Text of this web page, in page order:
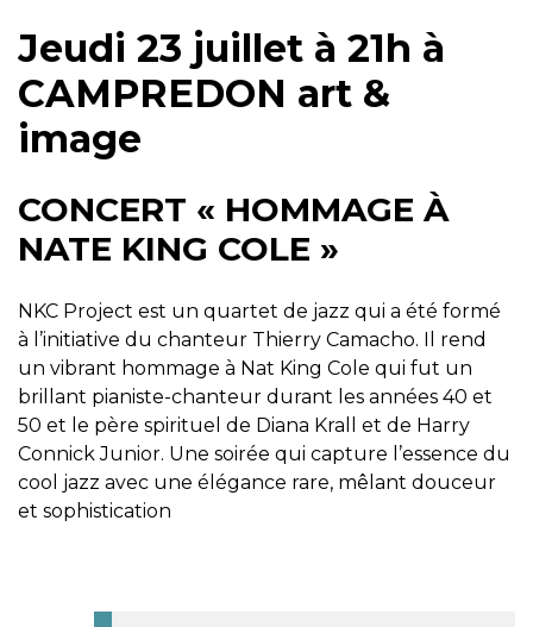
Jeudi 23 juillet à 21h à
CAMPREDON art &
image
CONCERT « HOMMAGE À
NATE KING COLE »
NKC Project est un quartet de jazz qui a été formé
à l’initiative du chanteur Thierry Camacho. Il rend
un vibrant hommage à Nat King Cole qui fut un
brillant pianiste-chanteur durant les années 40 et
50 et le père spirituel de Diana Krall et de Harry
Connick Junior. Une soirée qui capture l’essence du
cool jazz avec une élégance rare, mêlant douceur
et sophistication